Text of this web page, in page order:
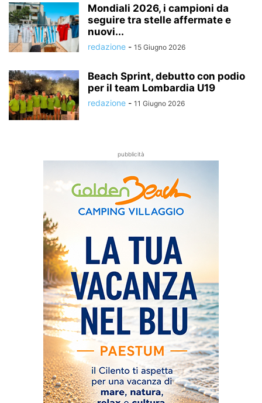
Mondiali 2026, i campioni da
seguire tra stelle affermate e
nuovi...
redazione - 15 Giugno 2026
Beach Sprint, debutto con podio
per il team Lombardia U19
redazione - 11 Giugno 2026
pubblicità